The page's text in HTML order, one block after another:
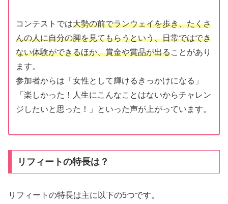
コンテストでは大勢の前でランウェイを歩き、たくさ
んの人に自分の脚を見てもらうという、日常ではでき
ない体験ができるほか、賞金や賞品が出ることがあり
ます。
参加者からは「女性として輝けるきっかけになる」
「楽しかった！人生にこんなことはないからチャレン
ジしたいと思った！」といった声が上がっています。
リフィートの特長は？
リフィートの特長は主に以下の5つです。